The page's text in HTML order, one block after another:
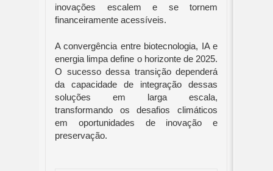
inovações escalem e se tornem
financeiramente acessíveis.
A convergência entre biotecnologia, IA e
energia limpa define o horizonte de 2025.
O sucesso dessa transição dependerá
da capacidade de integração dessas
soluções em larga escala,
transformando os desafios climáticos
em oportunidades de inovação e
preservação.